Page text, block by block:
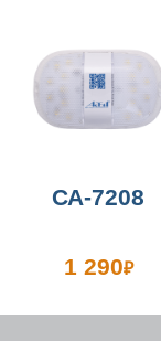
СА-7208
1 290₽